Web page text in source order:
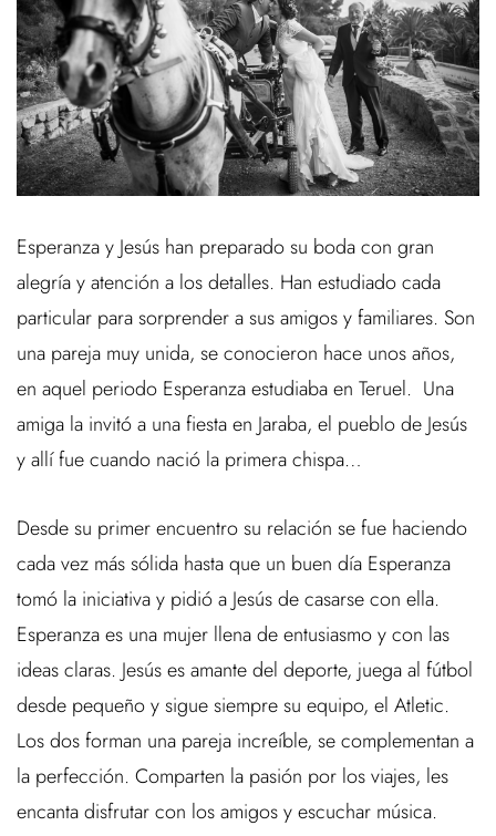
Esperanza y Jesús han preparado su boda con gran
alegría y atención a los detalles. Han estudiado cada
particular para sorprender a sus amigos y familiares. Son
una pareja muy unida, se conocieron hace unos años,
en aquel periodo Esperanza estudiaba en Teruel. Una
amiga la invitó a una fiesta en Jaraba, el pueblo de Jesús
y allí fue cuando nació la primera chispa…
Desde su primer encuentro su relación se fue haciendo
cada vez más sólida hasta que un buen día Esperanza
tomó la iniciativa y pidió a Jesús de casarse con ella.
Esperanza es una mujer llena de entusiasmo y con las
ideas claras. Jesús es amante del deporte, juega al fútbol
desde pequeño y sigue siempre su equipo, el Atletic.
Los dos forman una pareja increíble, se complementan a
la perfección. Comparten la pasión por los viajes, les
encanta disfrutar con los amigos y escuchar música.